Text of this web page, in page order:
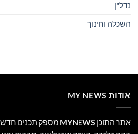
נדל"ן
השכלה וחינוך
אודות MY NEWS
אתר התוכן MYNEWS מספק תכנים